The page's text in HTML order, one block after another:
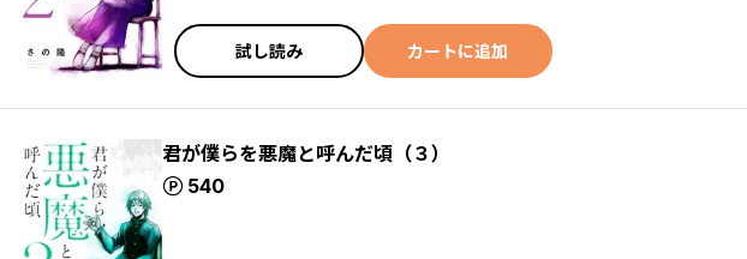
試し読み カートに追加
君が僕らを悪魔と呼んだ頃（３）
540
ポイント